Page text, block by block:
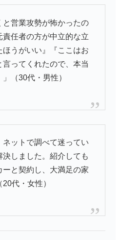
と営業攻勢が怖かったの
責任者の方が中立的な立
うがいい』『ここはお
ってくれたので、本当
（30代・男性）
ネットで調べて迷ってい
しました。紹介しても
ーと契約し、大満足の家
代・女性）